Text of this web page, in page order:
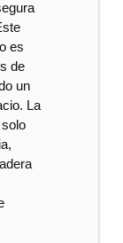
es
de
un
La